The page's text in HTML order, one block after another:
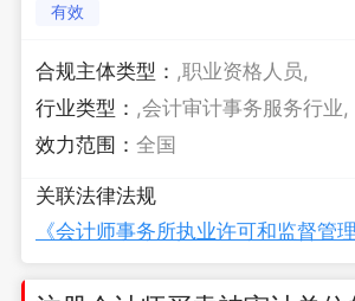
有效
合规主体类型： ,职业资格人员,
行业类型： ,会计审计事务服务行业,
效力范围： 全国
关联法律法规